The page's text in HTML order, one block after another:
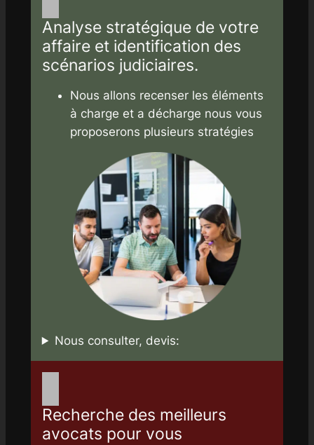
Analyse stratégique de votre
affaire et identification des
scénarios judiciaires.
Nous allons recenser les éléments
à charge et a décharge nous vous
proposerons plusieurs stratégies
Nous consulter, devis:
Recherche des meilleurs
avocats pour vous